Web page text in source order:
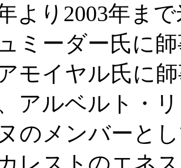
より2003年ま
ミーダー氏に
モイヤル氏に
アルベルト・
のメンバーと